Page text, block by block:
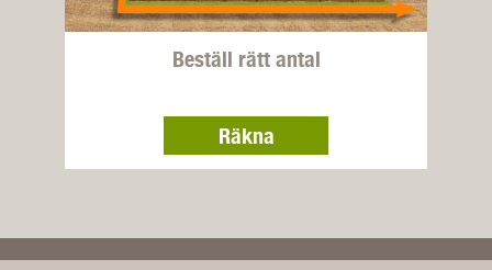
Beställ rätt antal
Räkna